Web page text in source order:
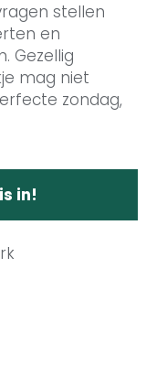
stellen
en
Gezellig
mag niet
zondag,
in!